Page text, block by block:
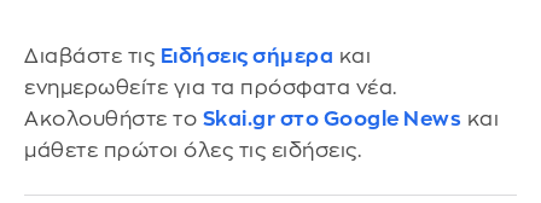
Διαβάστε τις Ειδήσεις σήμερα και
ενημερωθείτε για τα πρόσφατα νέα.
Ακολουθήστε το Skai.gr στο Google News και
μάθετε πρώτοι όλες τις ειδήσεις.